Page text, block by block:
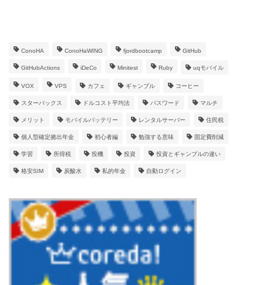
ConoHA ConoHaWING fjordbootcamp GitHub
GitHubActions iDeCo Minitest Ruby uqモバイル
VOX VPS カフェ ギャンブル コーヒー
スターバックス ドルコスト平均法 パスワード マルチ
メリット モバイルバッテリー レンタルサーバー 住民税
個人型確定拠出年金 初心者編 勉強する意味 固定費削減
学習 所得税 投機 投資 投資とギャンブルの違い
格安SIM 炭酸水 私的年金 自動ログイン